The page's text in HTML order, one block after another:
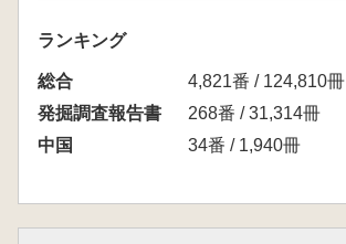
ランキング
総合
4,821番 / 124,810冊
発掘調査報告書
268番 / 31,314冊
中国
34番 / 1,940冊